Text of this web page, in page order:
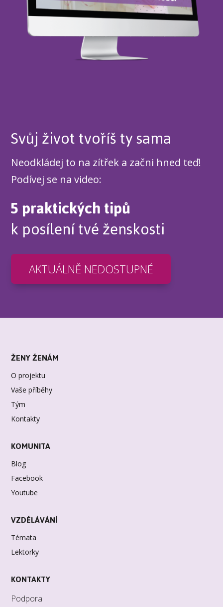
Svůj život tvoříš ty sama
Neodkládej to na zítřek a začni hned teď!
Podívej se na video:
5 praktických tipů
k posílení tvé ženskosti
AKTUÁLNĚ NEDOSTUPNÉ
ŽENY ŽENÁM
O projektu
Vaše příběhy
Tým
Kontakty
KOMUNITA
Blog
Facebook
Youtube
VZDĚLÁVÁNÍ
Témata
Lektorky
KONTAKTY
Podpora